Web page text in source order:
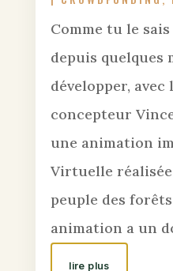
Comme tu le
depuis quelques
développer, avec
concepteur
une animation
Virtuelle réalisée
peuple des
animation a un
lire plus